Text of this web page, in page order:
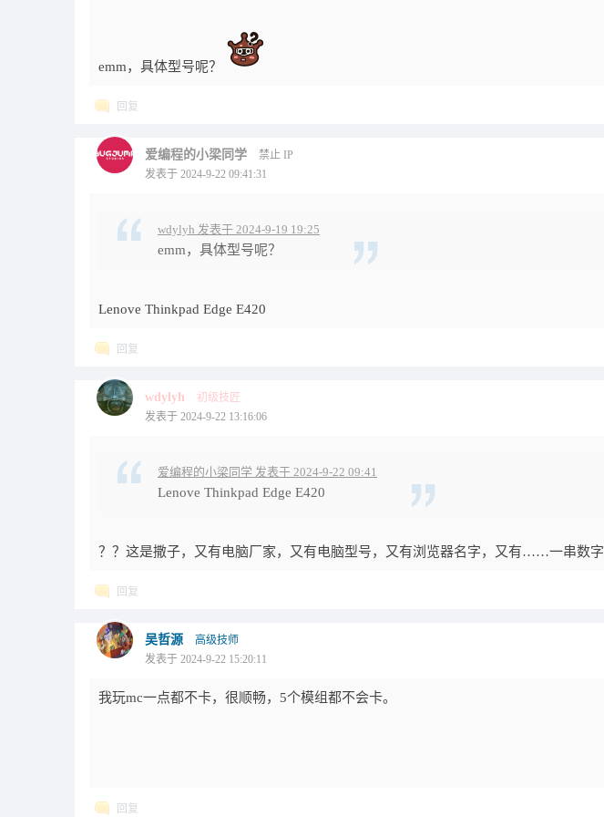
emm，具体型号呢？
回复
爱编程的小梁同学
禁止 IP
发表于 2024-9-22 09:41:31
wdylyh 发表于 2024-9-19 19:25
emm，具体型号呢？
Lenove Thinkpad Edge E420
回复
wdylyh
初级技匠
发表于 2024-9-22 13:16:06
爱编程的小梁同学 发表于 2024-9-22 09:41
Lenove Thinkpad Edge E420
？？这是撒子，又有电脑厂家，又有电脑型号，又有浏览器名字，又有……一串数字
回复
吴哲源
高级技师
发表于 2024-9-22 15:20:11
我玩mc一点都不卡，很顺畅，5个模组都不会卡。
回复